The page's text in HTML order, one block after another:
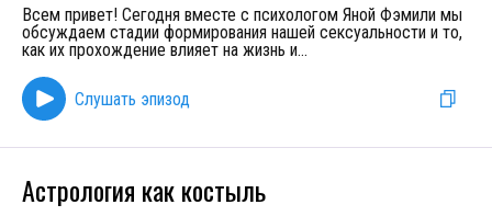
Всем привет! Сегодня вместе с психологом Яной Фэмили мы
обсуждаем стадии формирования нашей сексуальности и то,
как их прохождение влияет на жизнь и...
Слушать эпизод
Астрология как костыль